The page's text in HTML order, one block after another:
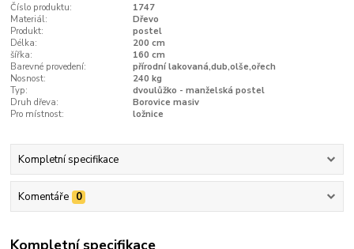
Číslo produktu:
1747
Materiál:
Dřevo
Produkt:
postel
Délka:
200 cm
šířka:
160 cm
Barevné provedení:
přírodní lakovaná,dub,olše,ořech
Nosnost:
240 kg
Typ:
dvoulůžko - manželská postel
Druh dřeva:
Borovice masiv
Pro místnost:
ložnice
Kompletní specifikace
Komentáře 0
Kompletní specifikace